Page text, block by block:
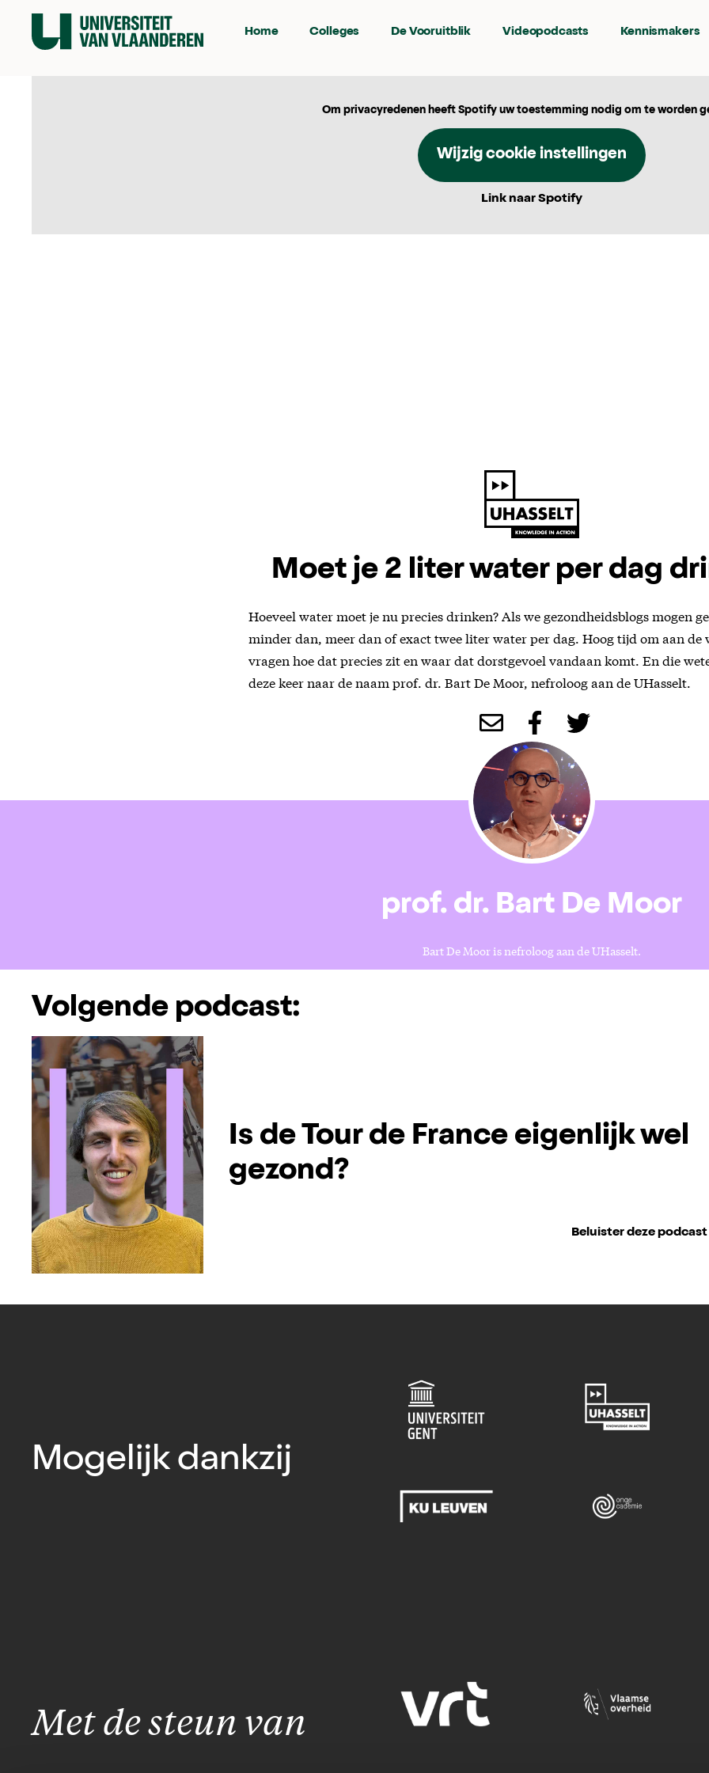
Home Colleges De Vooruitblik Videopodcasts Kennismakers
Om privacyredenen heeft Spotify uw toestemming nodig om te worden
Wijzig cookie instellingen
Link naar Spotify
Moet je 2 liter water per dag
Hoeveel water moet je nu precies drinken? Als we gezondheidsblogs mogen
minder dan, meer dan of exact twee liter water per dag. Hoog tijd om aan de
vragen hoe dat precies zit en waar dat dorstgevoel vandaan komt. En die
deze keer naar de naam prof. dr. Bart De Moor, nefroloog aan de UHasselt.
prof. dr. Bart De Moor
Bart De Moor is nefroloog aan de UHasselt.
Volgende podcast:
Is de Tour de France eigenlijk wel
gezond?
Beluister deze podcast
Mogelijk dankzij
Met de steun van